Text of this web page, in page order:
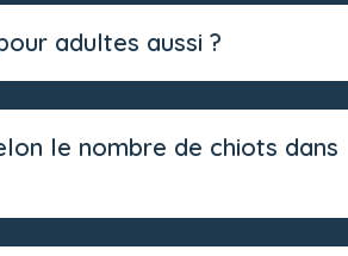
adultes aussi ?
le nombre de chiots dans